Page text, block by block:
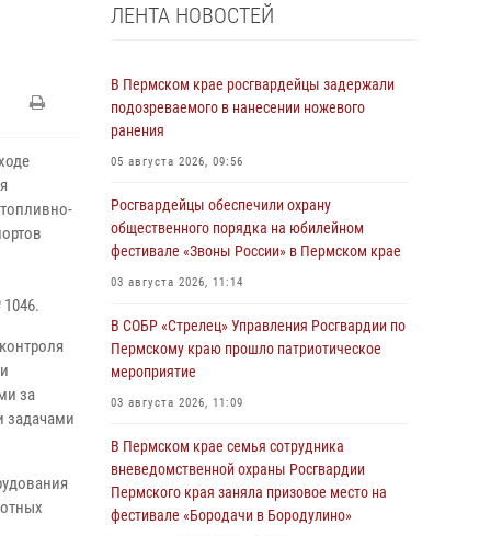
за
задачами
ЛЕНТА НОВОСТЕЙ
В Пермском крае росгвардейцы задержали
подозреваемого в нанесении ножевого
ранения
05 августа 2026, 09:56
Росгвардейцы обеспечили охрану
общественного порядка на юбилейном
фестивале «Звоны России» в Пермском крае
03 августа 2026, 11:14
В СОБР «Стрелец» Управления Росгвардии по
Пермскому краю прошло патриотическое
мероприятие
03 августа 2026, 11:09
В Пермском крае семья сотрудника
вневедомственной охраны Росгвардии
Пермского края заняла призовое место на
фестивале «Бородачи в Бородулино»